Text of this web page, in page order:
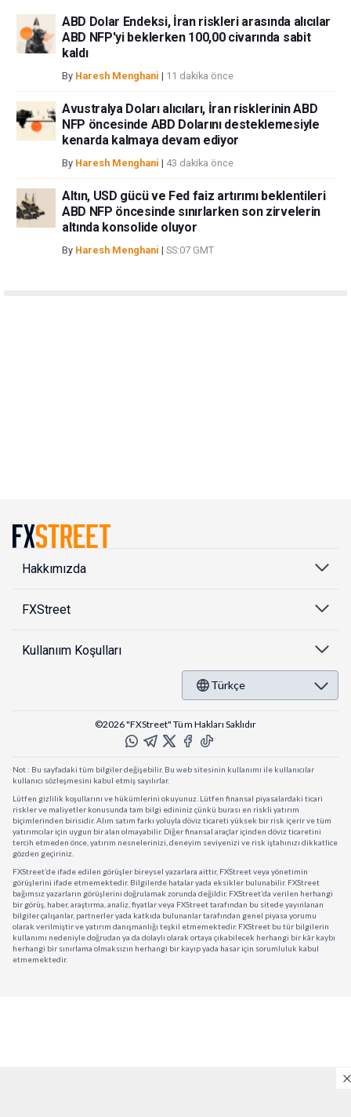
ABD Dolar Endeksi, İran riskleri arasında alıcılar
ABD NFP'yi beklerken 100,00 civarında sabit
kaldı
By Haresh Menghani | 11 dakika önce
Avustralya Doları alıcıları, İran risklerinin ABD
NFP öncesinde ABD Dolarını desteklemesiyle
kenarda kalmaya devam ediyor
By Haresh Menghani | 43 dakika önce
Altın, USD gücü ve Fed faiz artırımı beklentileri
ABD NFP öncesinde sınırlarken son zirvelerin
altında konsolide oluyor
By Haresh Menghani | SS:07 GMT
Hakkımızda
FXStreet
Kullanıım Koşulları
Türkçe
©2026 "FXStreet" Tüm Hakları Saklıdır
Not : Bu sayfadaki tüm bilgiler değişebilir. Bu web sitesinin kullanımı ile kullanıcılar
kullanıcı sözleşmesini kabul etmiş sayılırlar.
Lütfen gizlilik koşullarını ve hükümlerini okuyunuz. Lütfen finansal piyasalardaki ticari
riskler ve maliyetler konusunda tam bilgi edininiz çünkü burası en riskli yatırım
biçimlerinden birisidir. Alım satım farkı yoluyla döviz ticareti yüksek bir risk içerir ve tüm
yatırımcılar için uygun bir alan olmayabilir. Diğer finansal araçlar içinden döviz ticaretini
tercih etmeden önce, yatırım nesnelerinizi, deneyim seviyenizi ve risk iştahınızı dikkatlice
gözden geçiriniz.
FXStreet’de ifade edilen görüşler bireysel yazarlara aittir, FXStreet veya yönetimin
görüşlerini ifade etmemektedir. Bilgilerde hatalar yada eksikler bulunabilir. FXStreet
bağımsız yazarların görüşlerini doğrulamak zorunda değildir. FXStreet’da verilen herhangi
bir görüş, haber, araştırma, analiz, fiyatlar veya FXStreet tarafından bu sitede yayınlanan
bilgiler çalışanlar, partnerler yada katkıda bulunanlar tarafından genel piyasa yorumu
olarak verilmiştir ve yatırım danışmanlığı teşkil etmemektedir. FXStreet bu tür bilgilerin
kullanımı nedeniyle doğrudan ya da dolaylı olarak ortaya çıkabilecek herhangi bir kâr kaybı
herhangi bir sınırlama olmaksızın herhangi bir kayıp yada hasar için sorumluluk kabul
etmemektedir.